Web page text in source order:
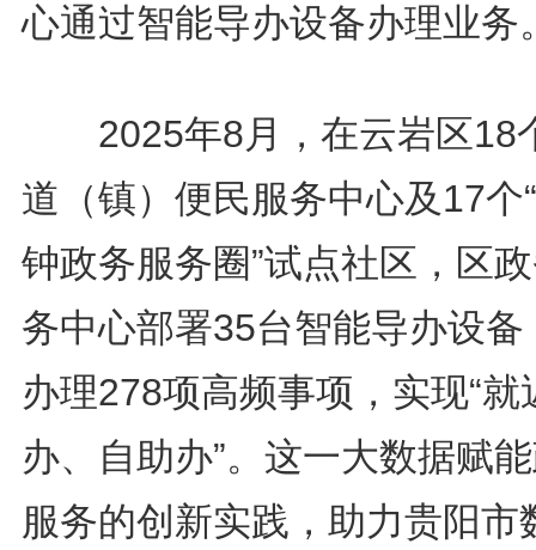
心通过智能导办设备办理业务
2025年8月，在云岩区18
道（镇）便民服务中心及17个
钟政务服务圈”试点社区，区
务中心部署35台智能导办设备
办理278项高频事项，实现“就
办、自助办”。这一大数据赋
服务的创新实践，助力贵阳市